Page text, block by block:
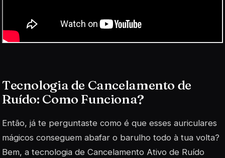
Tecnologia de Cancelamento de
Ruído: Como Funciona?
Então, já te perguntaste como é que esses auriculares
mágicos conseguem abafar o barulho todo à tua volta?
Bem, a tecnologia de Cancelamento Ativo de Ruído